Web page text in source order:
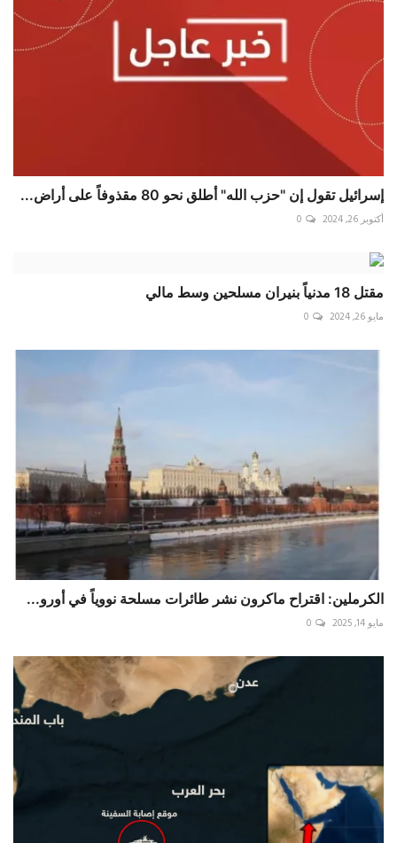
إسرائيل تقول إن "حزب الله" أطلق نحو 80 مقذوفاً على أراض...
أكتوبر 26, 2024 0
مقتل 18 مدنياً بنيران مسلحين وسط مالي
مايو 26, 2024 0
الكرملين: اقتراح ماكرون نشر طائرات مسلحة نووياً في أورو...
مايو 14, 2025 0